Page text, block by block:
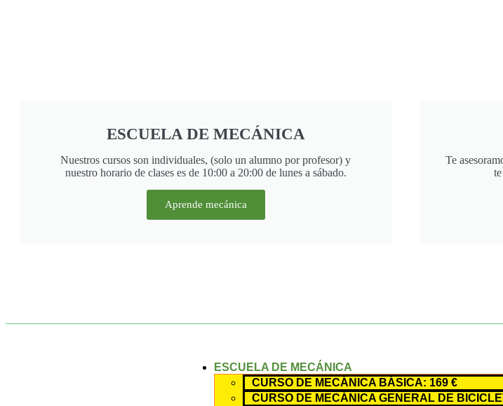
ESCUELA DE MECÁNICA
Nuestros cursos son individuales, (solo un alumno por profesor) y
nuestro horario de clases es de 10:00 a 20:00 de lunes a sábado.
Aprende mecánica
Te
ESCUELA DE MECÁNICA
CURSO DE MECÁNICA BÁSICA: 169 €
CURSO DE MECÁNICA GENERAL DE